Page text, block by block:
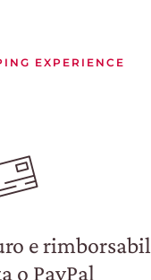
EXPERIENCE
e
o PayPal